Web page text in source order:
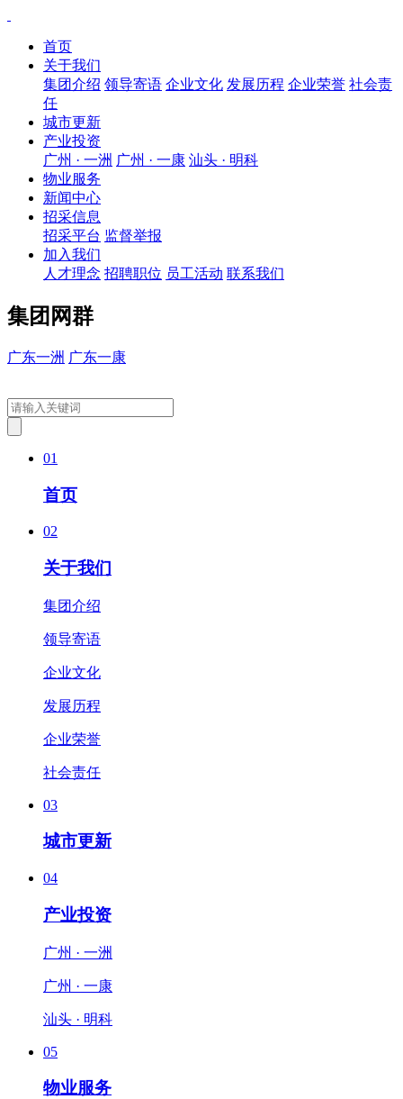
首页
关于我们
集团介绍 领导寄语 企业文化 发展历程 企业荣誉 社会责
任
城市更新
产业投资
广州 · 一洲 广州 · 一康 汕头 · 明科
物业服务
新闻中心
招采信息
招采平台 监督举报
加入我们
人才理念 招聘职位 员工活动 联系我们
集团网群
广东一洲 广东一康
01
首页
02
关于我们
集团介绍
领导寄语
企业文化
发展历程
企业荣誉
社会责任
03
城市更新
04
产业投资
广州 · 一洲
广州 · 一康
汕头 · 明科
05
物业服务